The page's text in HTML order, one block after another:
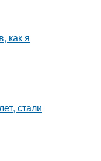
как я
стали